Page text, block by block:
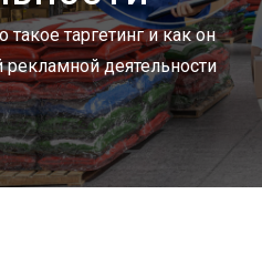
такое таргетинг и как он
деятельности